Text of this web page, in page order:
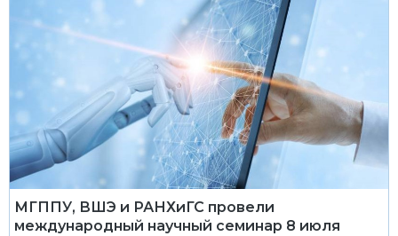
МГППУ, ВШЭ и РАНХиГС провели
международный научный семинар 8 июля